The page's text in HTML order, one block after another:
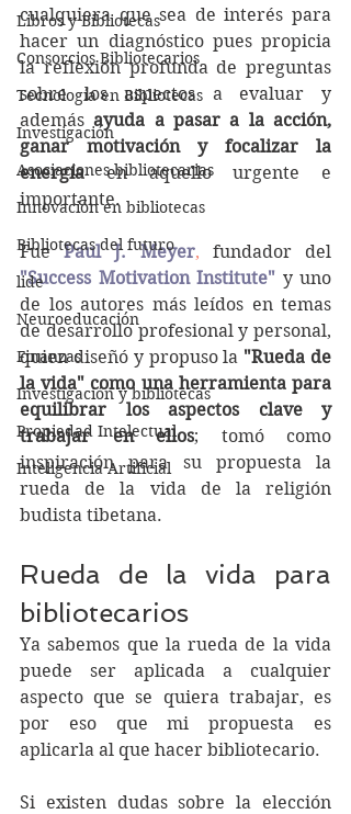
Libros y Bibliotecas
Consorcios Bibliotecarios
Tecnología en Bibliotecas
Investigación
Asociaciones bibliotecarias
Innovación en bibliotecas
Bibliotecas del futuro
lide
Neuroeducación
Finanzas
Investigación y bibliotecas
Propiedad Intelectual
Inteligencia Artificial
cualquiera que sea de interés para
hacer un diagnóstico pues propicia
la reflexión profunda de preguntas
sobre los aspectos a evaluar y
además ayuda a pasar a la acción,
ganar motivación y focalizar la
energía en aquello urgente e
importante.
Fue Paul J. Meyer,
"Success Motivation Institute" y uno
de los autores más leídos en temas
de desarrollo profesional y personal,
quien diseñó y propuso la "Rueda de
la vida" como una herramienta para
equilibrar los aspectos clave y
trabajar en ellos; tomó como
inspiración para su propuesta la
rueda de la vida de la religión
budista tibetana.
Rueda de la vida para
bibliotecarios
Ya sabemos que la rueda de la vida
puede ser aplicada a cualquier
aspecto que se quiera trabajar, es
por eso que mi propuesta es
aplicarla al que hacer bibliotecario.
Si existen dudas sobre la elección